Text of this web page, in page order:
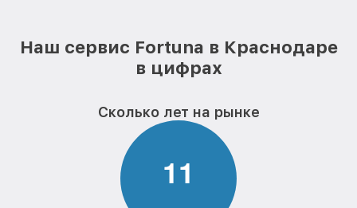
Наш сервис Fortuna в Краснодаре
в цифрах
Сколько лет на рынке
11